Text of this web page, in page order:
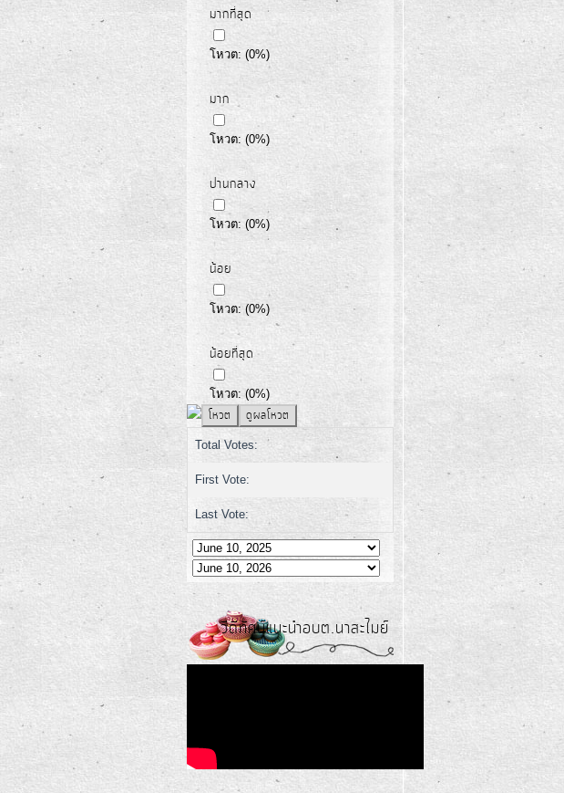
มากที่สุด
โหวต: (0%)
มาก
โหวต: (0%)
ปานกลาง
โหวต: (0%)
น้อย
โหวต: (0%)
น้อยที่สุด
โหวต: (0%)
Total Votes:
First Vote:
Last Vote:
วีดีทัศน์แนะนำอบต.นาสะไมย์